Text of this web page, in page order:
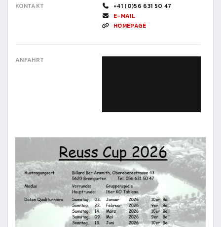
KONTAKT
+41 (0)56 631 50 47
E-MAIL
HOMEPAGE
ANFAHRT